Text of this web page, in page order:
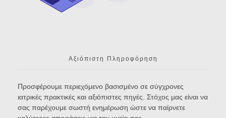
Αξιόπιστη Πληροφόρηση
Προσφέρουμε περιεχόμενο βασισμένο σε σύγχρονες
ιατρικές πρακτικές και αξιόπιστες πηγές. Στόχος μας είναι να
σας παρέχουμε σωστή ενημέρωση ώστε να παίρνετε